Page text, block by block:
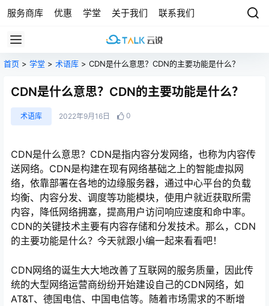
服务商库 优惠 学堂 关于我们 联系我们
首页 > 学堂 > 术语库 > CDN是什么意思？CDN的主要功能是什么？
CDN是什么意思？CDN的主要功能是什么？
术语库 2022年9月16日 0
CDN是什么意思？CDN是指内容分发网络，也称为内容传
送网络。CDN是构建在现有网络基础之上的智能虚拟网
络，依靠部署在各地的边缘服务器，通过中心平台的负载
均衡、内容分发、调度等功能模块，使用户就近获取所需
内容，降低网络拥塞，提高用户访问响应速度和命中率。
CDN的关键技术主要有内容存储和分发技术。那么，CDN
的主要功能是什么？今天就跟小编一起来看看吧！
CDN网络的诞生大大地改善了互联网的服务质量，因此传
统的大型网络运营商纷纷开始建设自己的CDN网络，如
AT&T、德国电信、中国电信等。随着市场需求的不断增